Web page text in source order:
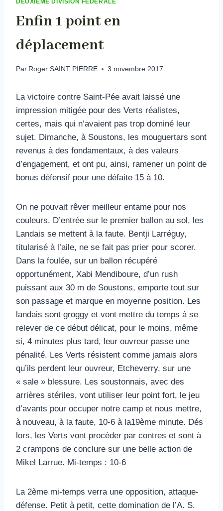
Enfin 1 point en
déplacement
Par Roger SAINT PIERRE 3 novembre 2017
La victoire contre Saint-Pée avait laissé une
impression mitigée pour des Verts réalistes,
certes, mais qui n’avaient pas trop dominé leur
sujet. Dimanche, à Soustons, les mouguertars sont
revenus à des fondamentaux, à des valeurs
d’engagement, et ont pu, ainsi, ramener un point de
bonus défensif pour une défaite 15 à 10.
On ne pouvait rêver meilleur entame pour nos
couleurs. D’entrée sur le premier ballon au sol, les
Landais se mettent à la faute. Bentji Larréguy,
titularisé à l’aile, ne se fait pas prier pour scorer.
Dans la foulée, sur un ballon récupéré
opportunément, Xabi Mendiboure, d’un rush
puissant aux 30 m de Soustons, emporte tout sur
son passage et marque en moyenne position. Les
landais sont groggy et vont mettre du temps à se
relever de ce début délicat, pour le moins, même
si, 4 minutes plus tard, leur ouvreur passe une
pénalité. Les Verts résistent comme jamais alors
qu’ils perdent leur ouvreur, Etcheverry, sur une
« sale » blessure. Les soustonnais, avec des
arrières stériles, vont utiliser leur point fort, le jeu
d’avants pour occuper notre camp et nous mettre,
à nouveau, à la faute, 10-6 à la19ème minute. Dés
lors, les Verts vont procéder par contres et sont à
2 crampons de conclure sur une belle action de
Mikel Larrue. Mi-temps : 10-6
La 2ème mi-temps verra une opposition, attaque-
défense. Petit à petit, cette domination de l’A. S.